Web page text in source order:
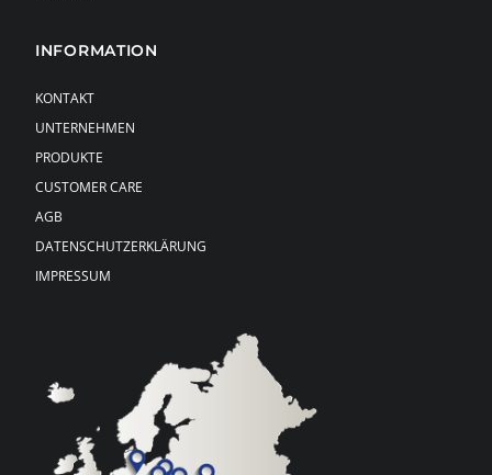
INFORMATION
KONTAKT
UNTERNEHMEN
PRODUKTE
CUSTOMER CARE
AGB
DATENSCHUTZERKLÄRUNG
IMPRESSUM